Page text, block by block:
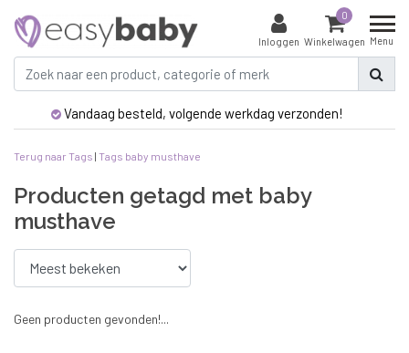
Inloggen
0
Winkelwagen Menu
Vandaag besteld, volgende werkdag verzonden!
Terug naar Tags | Tags baby musthave
Producten getagd met baby
musthave
Geen producten gevonden!...